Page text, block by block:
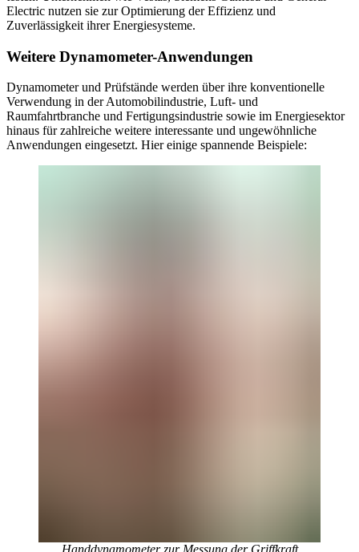
Electric nutzen sie zur Optimierung der Effizienz und
Zuverlässigkeit ihrer Energiesysteme.
Weitere Dynamometer-Anwendungen
Dynamometer und Prüfstände werden über ihre konventionelle
Verwendung in der Automobilindustrie, Luft- und
Raumfahrtbranche und Fertigungsindustrie sowie im Energiesektor
hinaus für zahlreiche weitere interessante und ungewöhnliche
Anwendungen eingesetzt. Hier einige spannende Beispiele:
Handdynamometer zur Messung der Griffkraft